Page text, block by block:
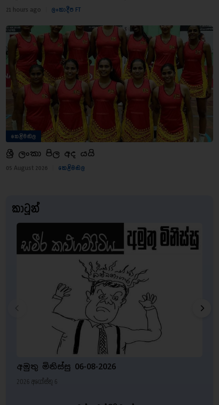
21 hours ago ලංකාදීප FT
කෙළිමඬල
ශ්‍රී ලංකා පිල අද යයි
05 August 2026 කෙළිමඬල
කාටූන්
අමුතු මිනිස්සු 06-08-2026
2026 අගෝස්තු 6